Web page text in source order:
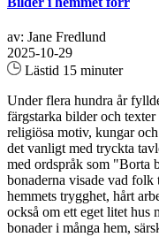
av: Jane Fredlund
2025-10-29
Lästid 15 minuter
Under flera hundra år
färgstarka bilder och
religiösa motiv, kungar
det vanligt med tryckta
med ordspråk som "Borta
bonaderna visade vad
hemmets trygghet, hårt
också om ett eget litet hus
bonader i många hem,